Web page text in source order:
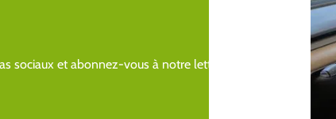
sociaux et abonnez-vous à notre lettre